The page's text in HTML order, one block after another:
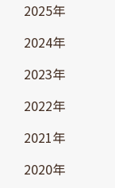
2025年
2024年
2023年
2022年
2021年
2020年